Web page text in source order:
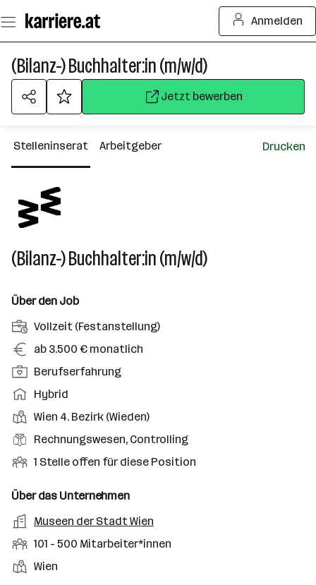
Seiteninhalt
springen
Anmelden
(Bilanz-) Buchhalter:in (m/w/d)
Jetzt bewerben
Stelleninserat Arbeitgeber Drucken
(Bilanz-) Buchhalter:in (m/w/d)
Über den Job
A
n
t
e
l
u
n
s
r
t
Vollzeit (Festanstellung)
G
e
h
a
l
t
ab 3.500 € monatlich
P
o
i
t
i
n
e
b
n
Berufserfahrung
A
r
b
e
i
s
m
o
d
e
Hybrid
D
i
n
t
o
t
Wien 4. Bezirk (Wieden)
B
e
u
s
f
l
Rechnungswesen, Controlling
O
f
n
e
S
1 Stelle offen für diese Position
Über das Unternehmen
A
r
e
Museen der Stadt Wien
M
i
t
101 - 500 Mitarbeiter*innen
S
Wien